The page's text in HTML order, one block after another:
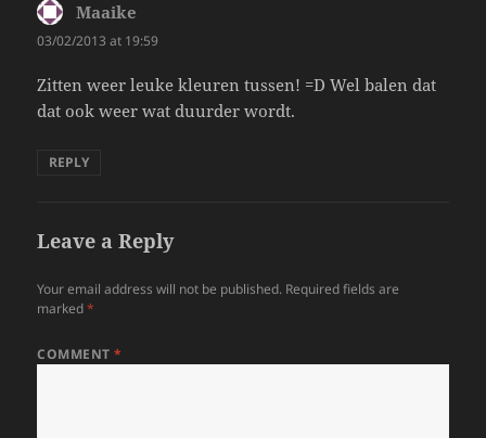
Maaike
03/02/2013 at 19:59
Zitten weer leuke kleuren tussen! =D Wel balen dat
dat ook weer wat duurder wordt.
REPLY
Leave a Reply
Your email address will not be published. Required fields are
marked*
COMMENT*